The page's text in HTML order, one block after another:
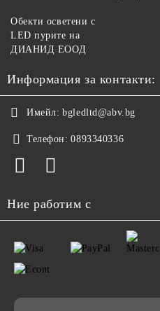
Обекти осветени с
LED пурите на
ДИАНИД ЕООД
Информация за контакти:
Имейл: bgledltd@abv.bg
Телефон: 0893340336
Ние работим с